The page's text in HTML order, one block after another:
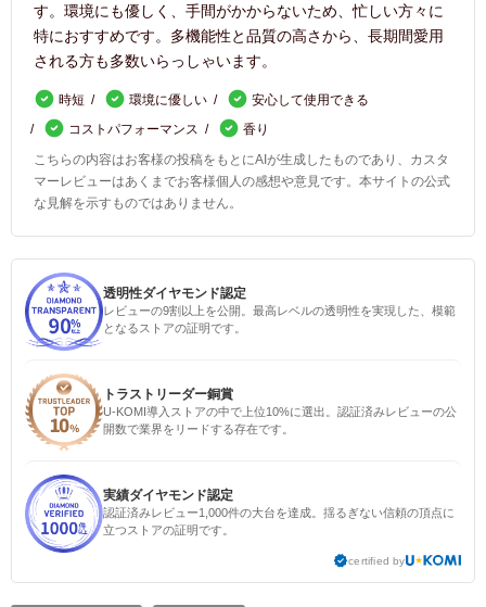
す。環境にも優しく、手間がかからないため、忙しい方々に
特におすすめです。多機能性と品質の高さから、長期間愛用
される方も多数いらっしゃいます。
時短 環境に優しい
安心して使用できる
コストパフォーマンス
香り
こちらの内容はお客様の投稿をもとにAIが生成したものであり、カスタ
マーレビューはあくまでお客様個人の感想や意見です。本サイトの公式
な見解を示すものではありません。
透明性ダイヤモンド認定
レビューの9割以上を公開。最高レベルの透明性を実現した、模範
となるストアの証明です。
トラストリーダー銅賞
U-KOMI導入ストアの中で上位10%に選出。認証済みレビューの公
開数で業界をリードする存在です。
実績ダイヤモンド認定
認証済みレビュー1,000件の大台を達成。揺るぎない信頼の頂点に
立つストアの証明です。
certified by